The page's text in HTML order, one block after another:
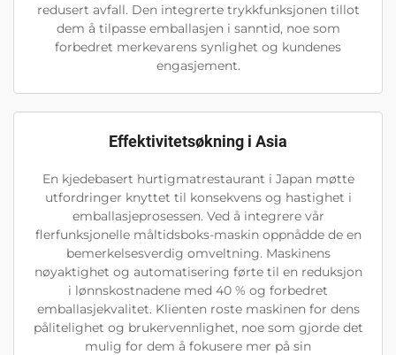
redusert avfall. Den integrerte trykkfunksjonen tillot
dem å tilpasse emballasjen i sanntid, noe som
forbedret merkevarens synlighet og kundenes
engasjement.
Effektivitetsøkning i Asia
En kjedebasert hurtigmatrestaurant i Japan møtte
utfordringer knyttet til konsekvens og hastighet i
emballasjeprosessen. Ved å integrere vår
flerfunksjonelle måltidsboks-maskin oppnådde de en
bemerkelsesverdig omveltning. Maskinens
nøyaktighet og automatisering førte til en reduksjon
i lønnskostnadene med 40 % og forbedret
emballasjekvalitet. Klienten roste maskinen for dens
pålitelighet og brukervennlighet, noe som gjorde det
mulig for dem å fokusere mer på sin